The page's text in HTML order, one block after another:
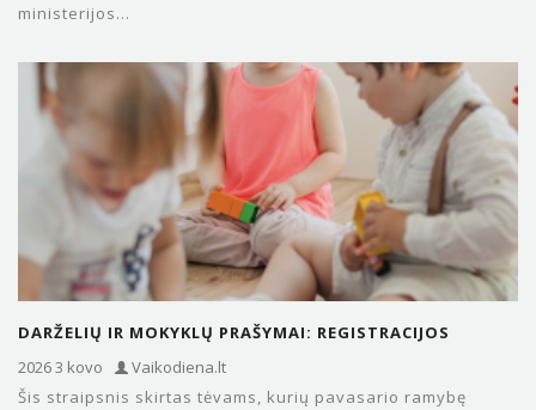
ministerijos...
DARŽELIŲ IR MOKYKLŲ PRAŠYMAI: REGISTRACIJOS
2026 3 kovo
Vaikodiena.lt
Šis straipsnis skirtas tėvams, kurių pavasario ramybę